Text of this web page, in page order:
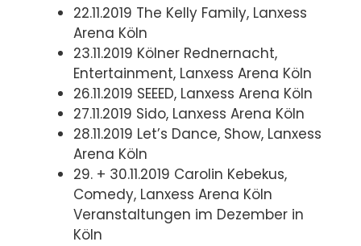
22.11.2019 The Kelly Family, Lanxess
Arena Köln
23.11.2019 Kölner Rednernacht,
Entertainment, Lanxess Arena Köln
26.11.2019 SEEED, Lanxess Arena Köln
27.11.2019 Sido, Lanxess Arena Köln
28.11.2019 Let’s Dance, Show, Lanxess
Arena Köln
29. + 30.11.2019 Carolin Kebekus,
Comedy, Lanxess Arena Köln
Veranstaltungen im Dezember in
Köln